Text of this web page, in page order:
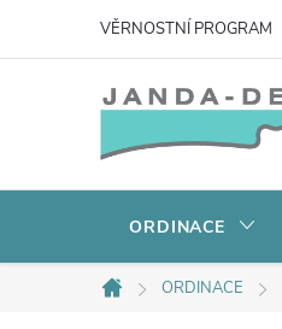
VĚRNOSTNÍ PROGRAM
ORDINACE
Domů
ORDINACE